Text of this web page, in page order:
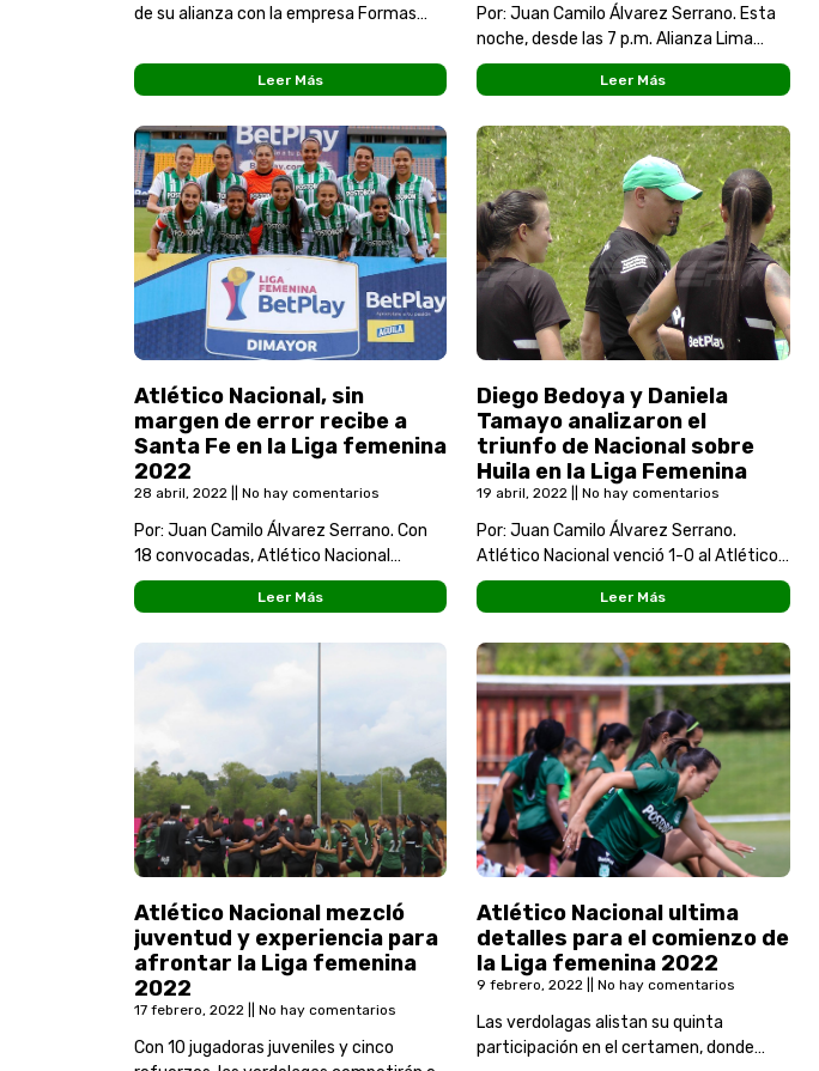
de su alianza con la empresa Formas
Liga Femenina en la
Leer Más
Por: Juan Camilo Álvarez Serrano. Esta
noche, desde las 7 p.m. Alianza Lima
recibe a Carlos Manucci por el juego de
vuelta en la granLeer Más
Atlético Nacional, sin
margen de error recibe a
Santa Fe en la Liga femenina
2022
28 abril, 2022 No hay comentarios
Por: Juan Camilo Álvarez Serrano. Con
18 convocadas, Atlético Nacional
enfrentará este viernes 29 de abril a
Santa Fe, por la fecha 15 en la
Leer Más
Diego Bedoya y Daniela
Tamayo analizaron el
triunfo de Nacional sobre
Huila en la Liga Femenina
19 abril, 2022 No hay comentarios
Por: Juan Camilo Álvarez Serrano.
Atlético Nacional venció 1-0 al Atlético
Huila, por la fecha 13 en la Liga Femenina
2022. Las verdolagas sumaron su
Leer Más
Atlético Nacional mezcló
juventud y experiencia para
afrontar la Liga femenina
2022
17 febrero, 2022 No hay comentarios
Con 10 jugadoras juveniles y cinco
Atlético Nacional ultima
detalles para el comienzo de
la Liga femenina 2022
9 febrero, 2022 No hay comentarios
Las verdolagas alistan su quinta
participación en el certamen, donde